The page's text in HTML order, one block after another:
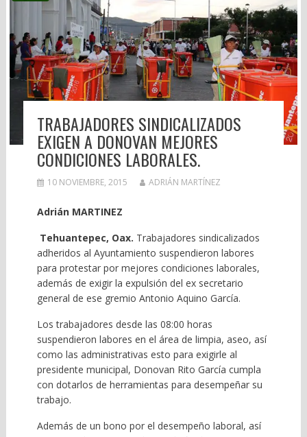
TRABAJADORES SINDICALIZADOS
EXIGEN A DONOVAN MEJORES
CONDICIONES LABORALES.
10 NOVIEMBRE, 2015 ADRIÁN MARTÍNEZ
Adrián MARTINEZ
Tehuantepec, Oax. Trabajadores sindicalizados
adheridos al Ayuntamiento suspendieron labores
para protestar por mejores condiciones laborales,
además de exigir la expulsión del ex secretario
general de ese gremio Antonio Aquino García.
Los trabajadores desde las 08:00 horas
suspendieron labores en el área de limpia, aseo, así
como las administrativas esto para exigirle al
presidente municipal, Donovan Rito García cumpla
con dotarlos de herramientas para desempeñar su
trabajo.
Además de un bono por el desempeño laboral, así